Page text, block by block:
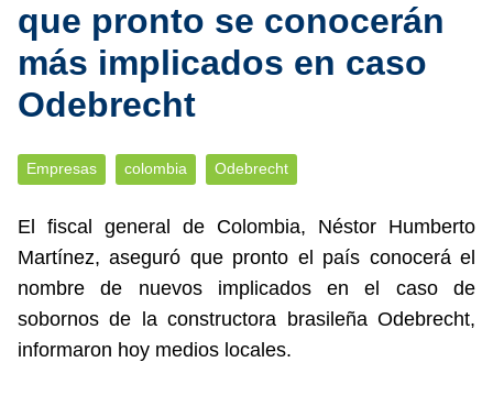
que pronto se conocerán
más implicados en caso
Odebrecht
Empresas colombia Odebrecht
El fiscal general de Colombia, Néstor Humberto
Martínez, aseguró que pronto el país conocerá el
nombre de nuevos implicados en el caso de
sobornos de la constructora brasileña Odebrecht,
informaron hoy medios locales.